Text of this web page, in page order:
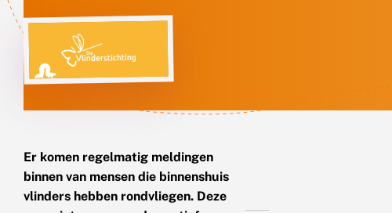
Er komen regelmatig meldingen
binnen van mensen die binnenshuis
vlinders hebben rondvliegen. Deze